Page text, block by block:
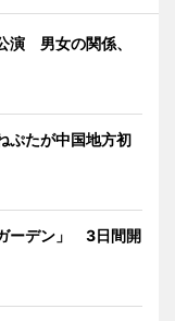
演 男女の関係、
ぷたが中国地方初
ーデン」 3日間開